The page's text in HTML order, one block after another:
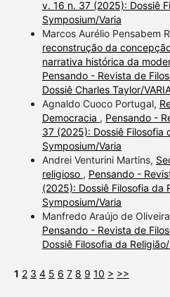
v. 16 n. 37 (2025): Dossiê
Symposium/Varia
Marcos Aurélio Pensabem
reconstrução da
narrativa histórica da
Pensando - Revista de
Dossiê Charles Taylor/
Agnaldo Cuoco Portugal,
Democracia , Pensando -
37 (2025): Dossiê Filosofia
Symposium/Varia
Andrei Venturini Martins,
religioso , Pensando -
(2025): Dossiê Filosofia da
Symposium/Varia
Manfredo Araújo de
Pensando - Revista de
Dossiê Filosofia da
1 2 3 4 5 6 7 8 9 10 > >>